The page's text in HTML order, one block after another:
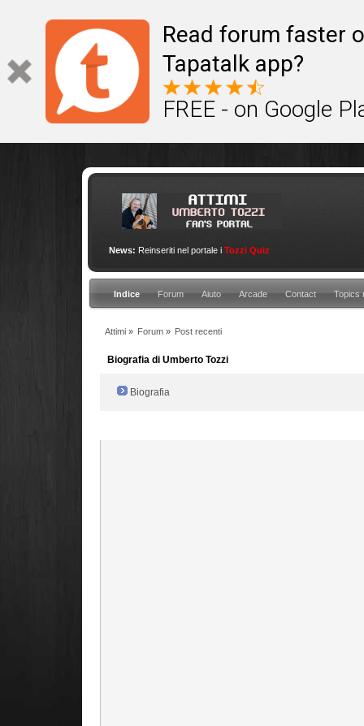
Read forum faster
Tapatalk app?
FREE - on Google
News: Reinseriti nel portale i Tozzi Quiz
Indice Forum Aiuto Arcade Contact Topics
Attimi» Forum » Post recenti
Biografia di Umberto Tozzi
Biografia